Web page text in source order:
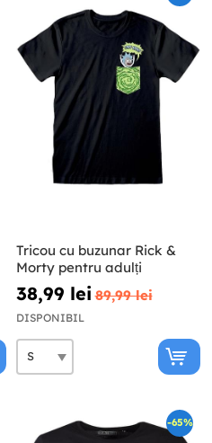
Tricou cu buzunar Rick &
Morty pentru adulți
38,99 lei 89,99 lei
DISPONIBIL
-65%